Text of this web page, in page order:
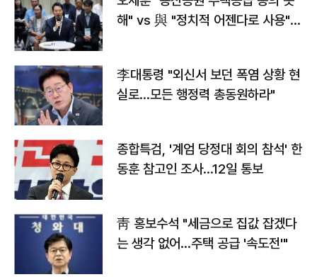
해" vs 與 "정치적 어젠다로 사용"
李대통령 "외신서 보던 폭염 상황 현
실로…모든 행정력 총동원하라"
종합특검, '계엄 당정대 회의 참석' 한
동훈 참고인 조사...12일 통보
靑 홍보수석 "세금으로 집값 잡겠다
는 생각 없어…주택 공급 '속도전'"